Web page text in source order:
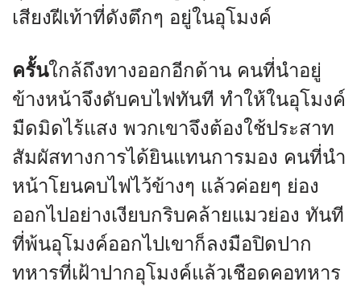
เสียงฝีเท้าที่ดังตึกๆ อยู่ในอุโมงค์
ครั้นใกล้ถึงทางออกอีกด้าน คนที่นำอยู่
ข้างหน้าจึงดับคบไฟทันที ทำให้ในอุโมงค์
มืดมิดไร้แสง พวกเขาจึงต้องใช้ประสาท
สัมผัสทางการได้ยินแทนการมอง คนที่นำ
หน้าโยนคบไฟไว้ข้างๆ แล้วค่อยๆ ย่อง
ออกไปอย่างเงียบกริบคล้ายแมวย่อง ทันที
ที่พ้นอุโมงค์ออกไปเขาก็ลงมือปิดปาก
ทหารที่เฝ้าปากอุโมงค์แล้วเชือดคอทหาร